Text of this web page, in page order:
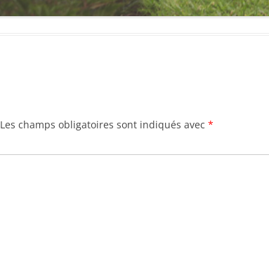
Les champs obligatoires sont indiqués avec *